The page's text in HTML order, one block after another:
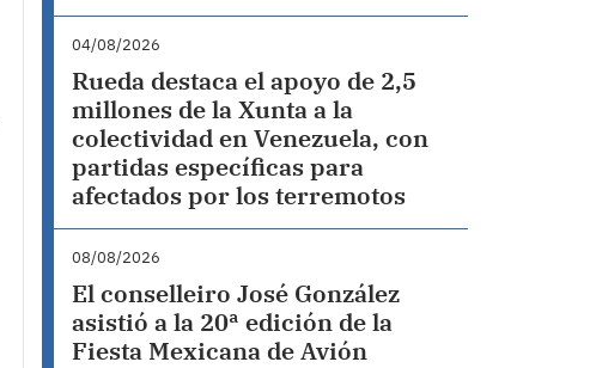
04/08/2026
Rueda destaca el apoyo de 2,5
millones de la Xunta a la
colectividad en Venezuela, con
partidas específicas para
afectados por los terremotos
08/08/2026
El conselleiro José González
asistió a la 20ª edición de la
Fiesta Mexicana de Avión